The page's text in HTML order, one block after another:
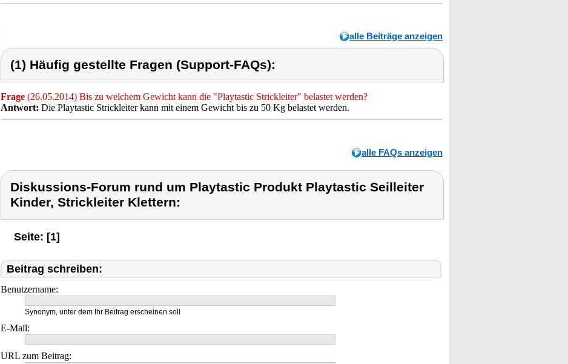
alle Beiträge anzeigen
(1) Häufig gestellte Fragen (Support-FAQs):
Frage (26.05.2014) Bis zu welchem Gewicht kann die "Playtastic Strickleiter" belastet werden?
Antwort: Die Playtastic Strickleiter kann mit einem Gewicht bis zu 50 Kg belastet werden.
alle FAQs anzeigen
Diskussions-Forum rund um Playtastic Produkt Playtastic Seilleiter
Kinder, Strickleiter Klettern:
Seite: [1]
Beitrag schreiben:
Benutzername:
Synonym, unter dem Ihr Beitrag erscheinen soll
E-Mail:
URL zum Beitrag: